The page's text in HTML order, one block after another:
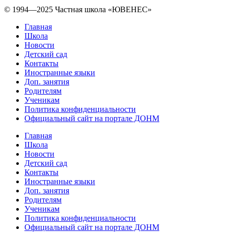
© 1994—2025 Частная школа «ЮВЕНЕС»
Главная
Школа
Новости
Детский сад
Контакты
Иностранные языки
Доп. занятия
Родителям
Ученикам
Политика конфиденциальности
Официальный сайт на портале ДОНМ
Главная
Школа
Новости
Детский сад
Контакты
Иностранные языки
Доп. занятия
Родителям
Ученикам
Политика конфиденциальности
Официальный сайт на портале ДОНМ